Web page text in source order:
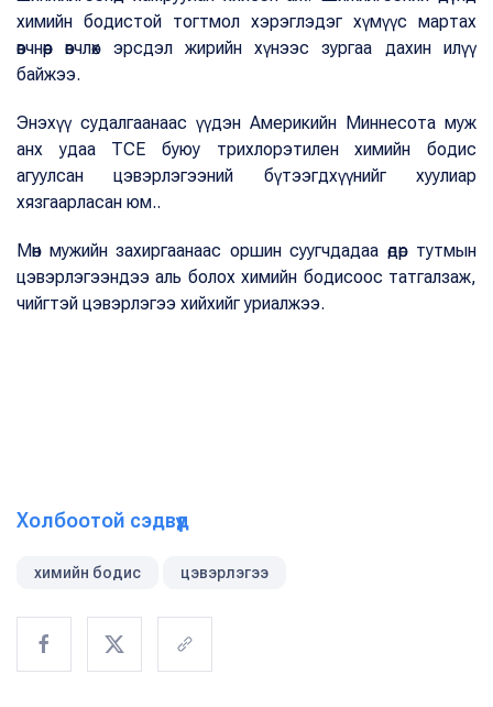
химийн бодистой тогтмол хэрэглэдэг хүмүүс мартах
өвчнөөр өвчлөх эрсдэл жирийн хүнээс зургаа дахин илүү
байжээ.
Энэхүү судалгаанаас үүдэн Америкийн Миннесота муж
анх удаа TCE буюу трихлорэтилен химийн бодис
агуулсан цэвэрлэгээний бүтээгдхүүнийг хуулиар
хязгаарласан юм..
Мөн мужийн захиргаанаас оршин суугчдадаа өдөр тутмын
цэвэрлэгээндээ аль болох химийн бодисоос татгалзаж,
чийгтэй цэвэрлэгээ хийхийг уриалжээ.
Холбоотой сэдвүүд
химийн бодис цэвэрлэгээ